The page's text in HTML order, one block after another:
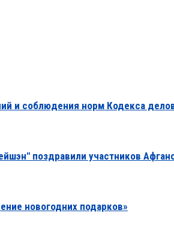
и соблюдения норм Кодекса
поздравили участников
новогодних подарков»